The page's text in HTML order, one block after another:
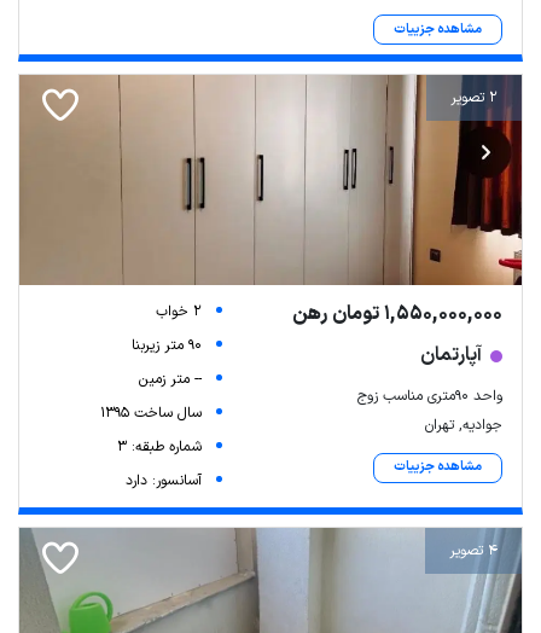
مشاهده جزییات
2 تصویر
1,550,000,000 تومان رهن
آپارتمان
واحد ۹۰متری مناسب زوج
جوادیه, تهران
مشاهده جزییات
2 خواب
90 متر زیربنا
-- متر زمین
سال ساخت 1395
شماره طبقه: 3
آسانسور: دارد
4 تصویر